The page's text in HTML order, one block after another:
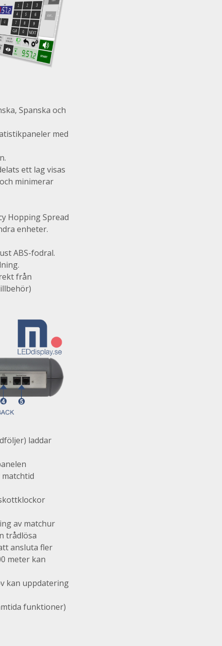
Spanska och
med
ett lag visas
minimerar
Hopping Spread
enheter.
ABS-fodral.
från
laddar
av matchur
trådlösa
ansluta fler
meter kan
kan uppdatering
funktioner)